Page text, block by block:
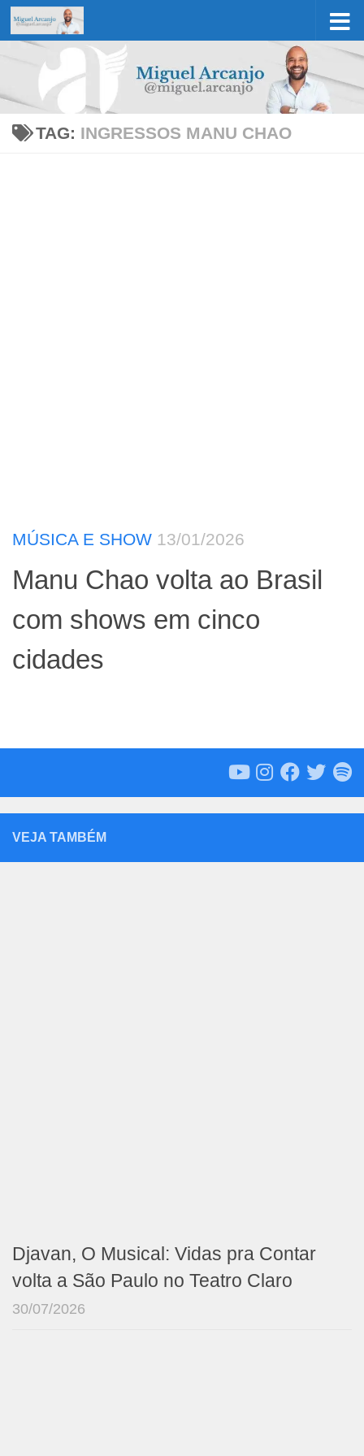
Skip to content
TAG: INGRESSOS MANU CHAO
MÚSICA E SHOW 13/01/2026
Manu Chao volta ao Brasil
com shows em cinco
cidades
VEJA TAMBÉM
Djavan, O Musical: Vidas pra Contar
volta a São Paulo no Teatro Claro
30/07/2026